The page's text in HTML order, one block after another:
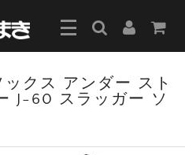
クス アンダー スト
J-60 スラッガー ソ